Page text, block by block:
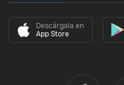
Descárgala en
App Store